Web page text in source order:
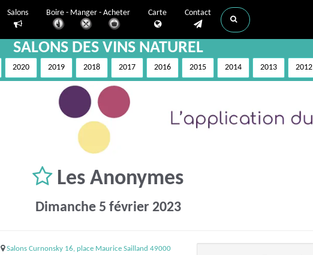
Salons Boire - Manger - Acheter Carte Contact
SALONS DES VINS NATUREL
2020 2019 2018 2017 2016 2015 2014 2013 2012
Les Anonymes
Dimanche 5 février 2023
Salons Curnonsky 16, place Maurice Sailland 49000